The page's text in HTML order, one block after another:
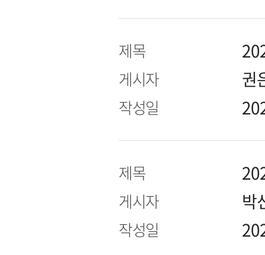
제목
게시자 권
작성일
제목
게시자 박
작성일